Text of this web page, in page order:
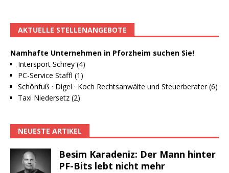
AKTUELLE STELLENANGEBOTE
Namhafte Unternehmen in Pforzheim suchen Sie!
Intersport Schrey (4)
PC-Service Staffl (1)
Schönfuß · Digel · Koch Rechtsanwälte und Steuerberater (6)
Taxi Niedersetz (2)
NEUESTE ARTIKEL
Besim Karadeniz: Der Mann hinter
PF-Bits lebt nicht mehr